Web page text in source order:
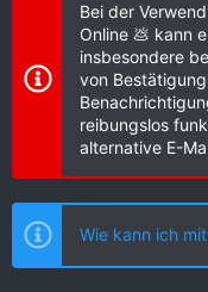
l
e
e
l
l
t
a
m
Bei der
Online 💩 kann
insbesondere
von
reibungslos
alternative E-
Wie kann ich